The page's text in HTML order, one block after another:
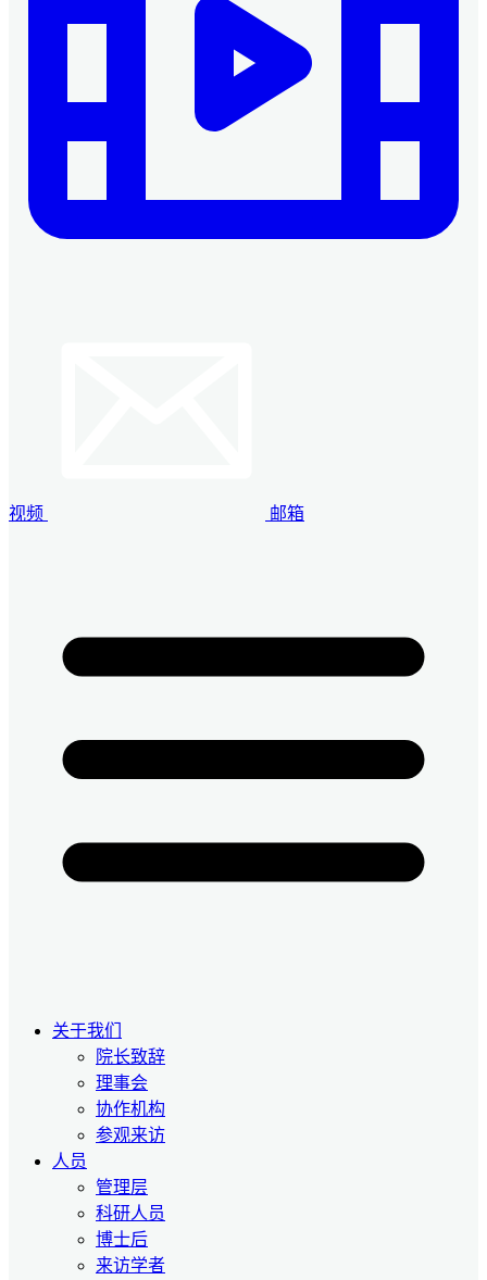
视频 邮箱
关于我们
院长致辞
理事会
协作机构
参观来访
人员
管理层
科研人员
博士后
来访学者